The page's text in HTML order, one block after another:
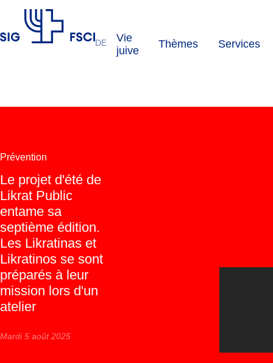
DE
Vie
juive
Thèmes Services
Prévention
Le projet d'été de
Likrat Public
entame sa
septième édition.
Les Likratinas et
Likratinos se sont
préparés à leur
mission lors d'un
atelier
Mardi 5 août 2025